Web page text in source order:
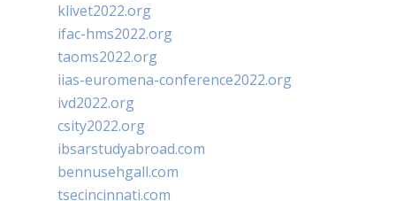
klivet2022.org
ifac-hms2022.org
taoms2022.org
iias-euromena-conference2022.org
ivd2022.org
csity2022.org
ibsarstudyabroad.com
bennusehgall.com
tsecincinnati.com